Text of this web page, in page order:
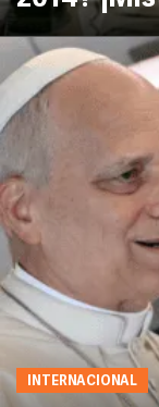
INTERNACIONAL